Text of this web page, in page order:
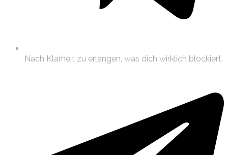
Nach Klarheit zu erlangen, was dich wirklich blockiert.